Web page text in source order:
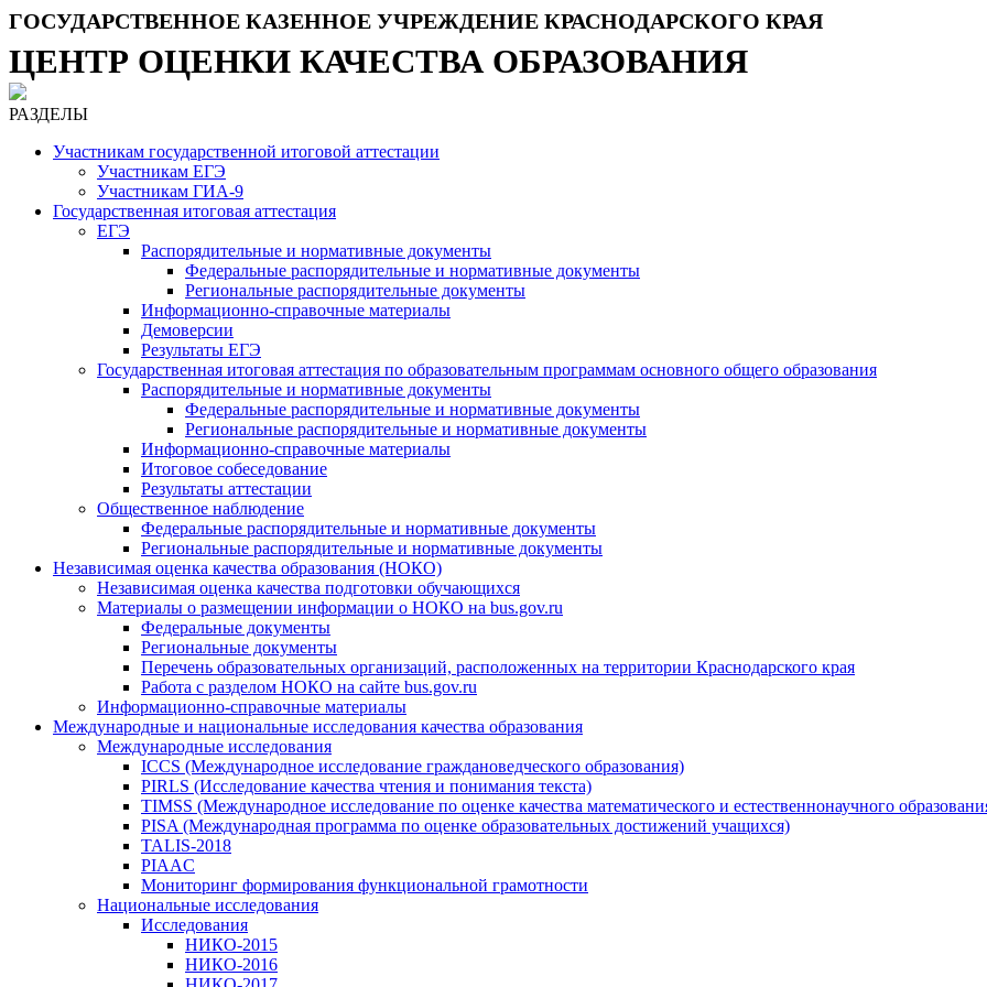
ГОСУДАРСТВЕННОЕ КАЗЕННОЕ УЧРЕЖДЕНИЕ КРАСНОДАРСКОГО КРАЯ
ЦЕНТР ОЦЕНКИ КАЧЕСТВА ОБРАЗОВАНИЯ
РАЗДЕЛЫ
Участникам государственной итоговой аттестации
Участникам ЕГЭ
Участникам ГИА-9
Государственная итоговая аттестация
ЕГЭ
Распорядительные и нормативные документы
Федеральные распорядительные и нормативные документы
Региональные распорядительные документы
Информационно-справочные материалы
Демоверсии
Результаты ЕГЭ
Государственная итоговая аттестация по образовательным программам основного общего образования
Распорядительные и нормативные документы
Федеральные распорядительные и нормативные документы
Региональные распорядительные и нормативные документы
Информационно-справочные материалы
Итоговое собеседование
Результаты аттестации
Общественное наблюдение
Федеральные распорядительные и нормативные документы
Региональные распорядительные и нормативные документы
Независимая оценка качества образования (НОКО)
Независимая оценка качества подготовки обучающихся
Материалы о размещении информации о НОКО на bus.gov.ru
Федеральные документы
Региональные документы
Перечень образовательных организаций, расположенных на территории Краснодарского края
Работа с разделом НОКО на сайте bus.gov.ru
Информационно-справочные материалы
Международные и национальные исследования качества образования
Международные исследования
ICCS (Международное исследование граждановедческого образования)
PIRLS (Исследование качества чтения и понимания текста)
TIMSS (Международное исследование по оценке качества математического и естественнонаучного
PISA (Международная программа по оценке образовательных достижений учащихся)
TALIS-2018
PIAAC
Мониторинг формирования функциональной грамотности
Национальные исследования
Исследования
НИКО-2015
НИКО-2016